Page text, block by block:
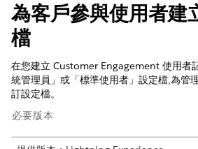
為客戶參與使用者建
檔
在您建立 Customer Engagement 使用者
統管理員」或「標準使用者」設定檔,為管
訂設定檔。
必要版本